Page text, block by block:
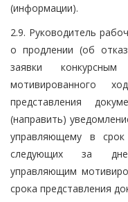
(информации).
2.9. Руководитель
о продлении (об
заявки
мотивированного
представления
(направить)
управляющему в
следующих за
управляющим
срока представления